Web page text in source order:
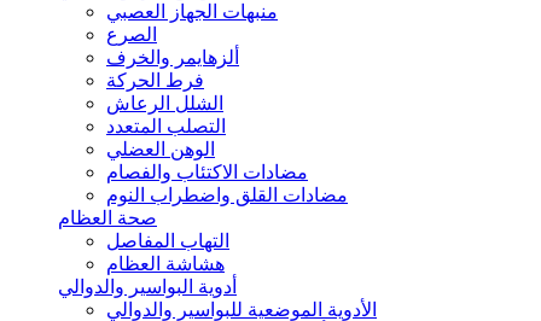
منبهات الجهاز العصبي
الصرع
ألزهايمر والخرف
فرط الحركة
الشلل الرعاش
التصلب المتعدد
الوهن العضلي
مضادات الاكتئاب والفصام
مضادات القلق واضطراب النوم
صحة العظام
التهاب المفاصل
هشاشة العظام
أدوية البواسير والدوالي
الأدوية الموضعية للبواسير والدوالي